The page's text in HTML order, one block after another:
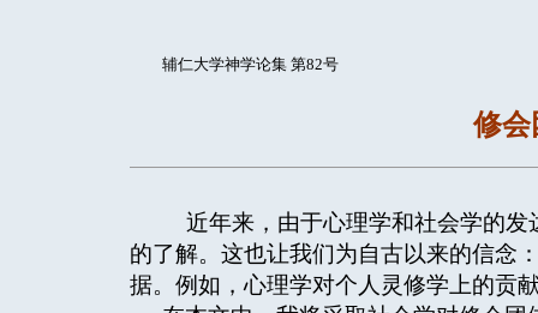
辅仁大学神学论集 第82号
修会
近年来，由于心理学和社会学的发
的了解。这也让我们为自古以来的信念
据。例如，心理学对个人灵修学上的贡